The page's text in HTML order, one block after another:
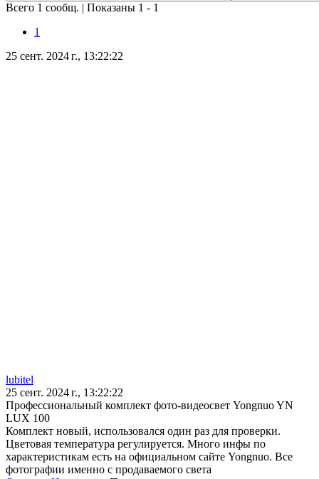
Всего 1 сообщ. | Показаны 1 - 1
1
25 сент. 2024 г., 13:22:22
lubitel
25 сент. 2024 г., 13:22:22
Профессиональный комплект фото-видеосвет Yongnuo YN
LUX 100
Комплект новый, использовался один раз для проверки.
Цветовая температура регулируется. Много инфы по
характеристикам есть на официальном сайте Yongnuo. Все
фотографии именно с продаваемого света